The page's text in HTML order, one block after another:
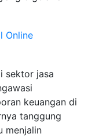
sektor jasa
keuangan di
tanggung
menjalin